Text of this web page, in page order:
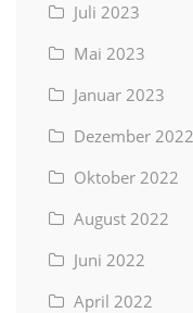
Juli 2023
Mai 2023
Januar 2023
Dezember 2022
Oktober 2022
August 2022
Juni 2022
April 2022